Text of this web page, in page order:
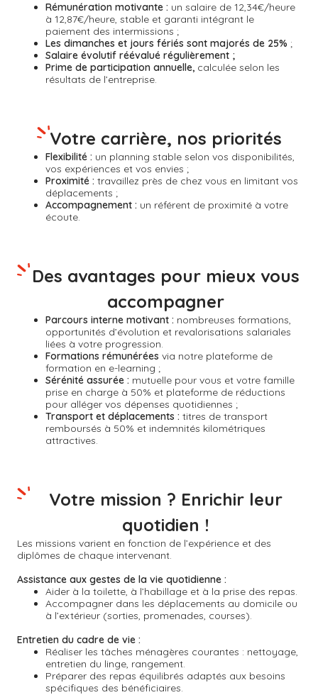
Rémunération motivante : un salaire de 12,34€/heure
à 12,87€/heure, stable et garanti intégrant le
paiement des intermissions ;
Les dimanches et jours fériés sont majorés de 25% ;
Salaire évolutif réévalué régulièrement ;
Prime de participation annuelle, calculée selon les
résultats de l’entreprise.
Flexibilité : un planning stable selon vos disponibilités,
vos expériences et vos envies ;
Proximité : travaillez près de chez vous en limitant vos
déplacements ;
Accompagnement : un référent de proximité à votre
écoute.
Votre carrière, nos priorités
Parcours interne motivant : nombreuses formations,
opportunités d’évolution et revalorisations salariales
liées à votre progression.
Formations rémunérées via notre plateforme de
formation en e-learning ;
Sérénité assurée : mutuelle pour vous et votre famille
prise en charge à 50% et plateforme de réductions
pour alléger vos dépenses quotidiennes ;
Transport et déplacements : titres de transport
remboursés à 50% et indemnités kilométriques
attractives.
Des avantages pour mieux vous
accompagner
Les missions varient en fonction de l’expérience et des
diplômes de chaque intervenant.
Assistance aux gestes de la vie quotidienne :
Aider à la toilette, à l’habillage et à la prise des repas.
Accompagner dans les déplacements au domicile ou
à l’extérieur (sorties, promenades, courses).
Entretien du cadre de vie :
Réaliser les tâches ménagères courantes : nettoyage,
entretien du linge, rangement.
Préparer des repas équilibrés adaptés aux besoins
spécifiques des bénéficiaires.
Votre mission ? Enrichir leur
quotidien !